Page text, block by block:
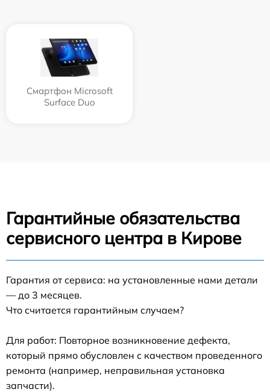
Смартфон Microsoft
Surface Duo
Гарантийные обязательства
сервисного центра в Кирове
Гарантия от сервиса: на установленные нами детали
— до 3 месяцев.
Что считается гарантийным случаем?
Для работ: Повторное возникновение дефекта,
который прямо обусловлен с качеством проведенного
ремонта (например, неправильная установка
запчасти).